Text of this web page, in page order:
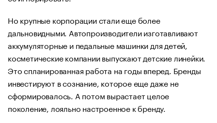
Но крупные корпорации стали еще более
дальновидными. Автопроизводители изготавливают
аккумуляторные и педальные машинки для детей,
косметические компании выпускают детские линейки.
Это спланированная работа на годы вперед. Бренды
инвестируют в сознание, которое еще даже не
сформировалось. А потом вырастает целое
поколение, лояльно настроенное к бренду.